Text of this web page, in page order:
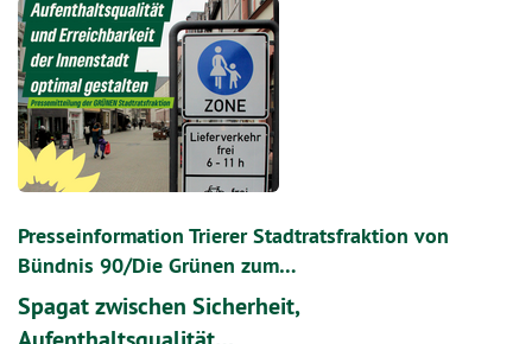
Presseinformation Trierer Stadtratsfraktion von
Bündnis 90/Die Grünen zum…
Spagat zwischen Sicherheit,